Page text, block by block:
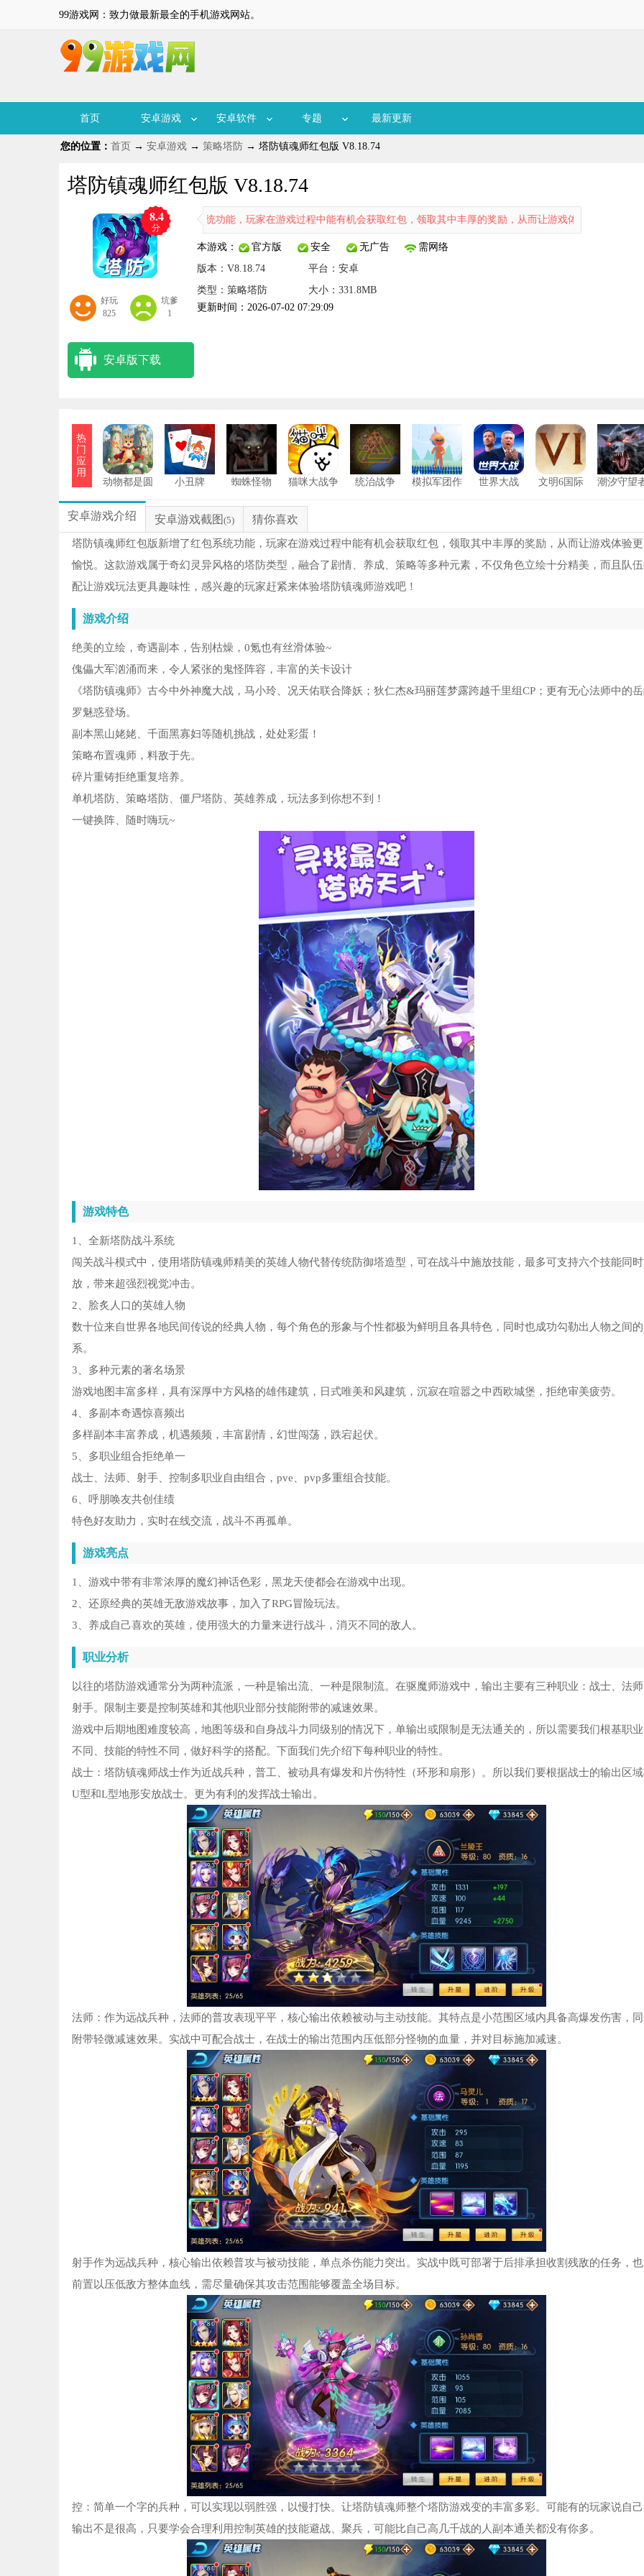
99游戏网：致力做最新最全的手机游戏网站。
首页 安卓游戏 安卓软件 专题 最新更新
您的位置： 首页 → 安卓游戏 → 策略塔防 → 塔防镇魂师红包版 V8.18.74
塔防镇魂师红包版 V8.18.74
8.4
分
好玩
825
坑爹
1
塔防镇魂师红包版新增了红包系统功能，玩家在游戏过程中能有机会获取红包，领取其中丰厚的奖励，从而让游戏体验更为愉悦。这款游戏
本游戏： 官方版 安全 无广告
需网络
版本：V8.18.74
平台： 安卓
类型：策略塔防
大小：331.8MB
更新时间：2026-07-02 07:29:09
安卓版下载
热
门
应
用
动物都是圆
小丑牌 蜘蛛怪物 猫咪大战争 统治战争
模拟军团作
世界大战
文明6国际
潮汐守望
安卓游戏介绍 安卓游戏截图 (5) 猜你喜欢
塔防镇魂师红包版新增了红包系统功能，玩家在游戏过程中能有机会获取红包，领取其中丰厚的奖励，从而让游戏体验
愉悦。这款游戏属于奇幻灵异风格的塔防类型，融合了剧情、养成、策略等多种元素，不仅角色立绘十分精美，而且队
配让游戏玩法更具趣味性，感兴趣的玩家赶紧来体验塔防镇魂师游戏吧！
游戏介绍
绝美的立绘，奇遇副本，告别枯燥，0氪也有丝滑体验~
傀儡大军汹涌而来，令人紧张的鬼怪阵容，丰富的关卡设计
《塔防镇魂师》古今中外神魔大战，马小玲、况天佑联合降妖；狄仁杰&玛丽莲梦露跨越千里组CP；更有无心法师中的
罗魅惑登场。
副本黑山姥姥、千面黑寡妇等随机挑战，处处彩蛋！
策略布置魂师，料敌于先。
碎片重铸拒绝重复培养。
单机塔防、策略塔防、僵尸塔防、英雄养成，玩法多到你想不到！
一键换阵、随时嗨玩~
游戏特色
1、全新塔防战斗系统
闯关战斗模式中，使用塔防镇魂师精美的英雄人物代替传统防御塔造型，可在战斗中施放技能，最多可支持六个技能同
放，带来超强烈视觉冲击。
2、脍炙人口的英雄人物
数十位来自世界各地民间传说的经典人物，每个角色的形象与个性都极为鲜明且各具特色，同时也成功勾勒出人物之间
系。
3、多种元素的著名场景
游戏地图丰富多样，具有深厚中方风格的雄伟建筑，日式唯美和风建筑，沉寂在喧嚣之中西欧城堡，拒绝审美疲劳。
4、多副本奇遇惊喜频出
多样副本丰富养成，机遇频频，丰富剧情，幻世闯荡，跌宕起伏。
5、多职业组合拒绝单一
战士、法师、射手、控制多职业自由组合，pve、pvp多重组合技能。
6、呼朋唤友共创佳绩
特色好友助力，实时在线交流，战斗不再孤单。
游戏亮点
1、游戏中带有非常浓厚的魔幻神话色彩，黑龙天使都会在游戏中出现。
2、还原经典的英雄无敌游戏故事，加入了RPG冒险玩法。
3、养成自己喜欢的英雄，使用强大的力量来进行战斗，消灭不同的敌人。
职业分析
以往的塔防游戏通常分为两种流派，一种是输出流、一种是限制流。在驱魔师游戏中，输出主要有三种职业：战士、法
射手。限制主要是控制英雄和其他职业部分技能附带的减速效果。
游戏中后期地图难度较高，地图等级和自身战斗力同级别的情况下，单输出或限制是无法通关的，所以需要我们根基职
不同、技能的特性不同，做好科学的搭配。下面我们先介绍下每种职业的特性。
战士：塔防镇魂师战士作为近战兵种，普工、被动具有爆发和片伤特性（环形和扇形）。所以我们要根据战士的输出区
U型和L型地形安放战士。更为有利的发挥战士输出。
法师：作为远战兵种，法师的普攻表现平平，核心输出依赖被动与主动技能。其特点是小范围区域内具备高爆发伤害，
附带轻微减速效果。实战中可配合战士，在战士的输出范围内压低部分怪物的血量，并对目标施加减速。
射手作为远战兵种，核心输出依赖普攻与被动技能，单点杀伤能力突出。实战中既可部署于后排承担收割残敌的任务，
前置以压低敌方整体血线，需尽量确保其攻击范围能够覆盖全场目标。
控：简单一个字的兵种，可以实现以弱胜强，以慢打快。让塔防镇魂师整个塔防游戏变的丰富多彩。可能有的玩家说自
输出不是很高，只要学会合理利用控制英雄的技能避战、聚兵，可能比自己高几千战的人副本通关都没有你多。
2 红警2共和国之辉单机版中文版
3 植物大战僵尸抗日版